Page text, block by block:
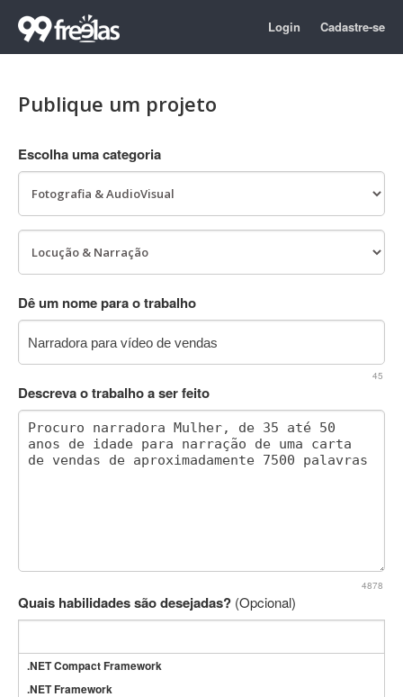
Login Cadastre-se
Publique um projeto
Escolha uma categoria
Dê um nome para o trabalho
45
Descreva o trabalho a ser feito
4878
Quais habilidades são desejadas? (Opcional)
.NET Compact Framework
.NET Framework